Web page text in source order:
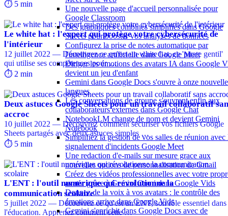
Une nouvelle page d'accueil personnalisée pour
Google Classroom
Des graphiques combinés simplifiés dans Google
Sheets pour booster vos analyses de données
Configurez la prise de notes automatique par
l'intelligence artificielle dans Google Meet
Diriger les émotions des avatars IA dans Google
devient un jeu d'enfant
Gemini dans Google Docs s'ouvre à onze
langues
Les conversations de groupe s'ouvrent enfin aux
collaborateurs externes dans Google Chat
NotebookLM change de nom et devient Gemini
Notebook
Simplifiez la gestion de vos salles de réunion avec
signalement d'incidents Google Meet
Une redaction d'e-mails sur mesure grace aux
nouvelles options de personnalisation de Gmail
Créez des vidéos professionnelles avec votre
avatar grâce à Gemini Omni dans Google Vids
Donnez de la voix à vos avatars : le contrôle des
émotions arrive dans Google Vids
Gemini s'enrichit dans Google Docs avec de
⏱️ 5 min
Le white hat : l'expert qui protège votre cybersécurité de
l'intérieur
12 juillet 2022 — Découvrez ce qu'est un white hat, ce 'pirate gentil'
qui utilise ses compétences pour …
⏱️ 2 min
Deux astuces Google Sheets pour un travail collaboratif
accroc
10 juillet 2022 — Découvrez comment sécuriser vos fichiers Google
Sheets partagés avec deux astuces simples …
⏱️ 5 min
L'ENT : l'outil numérique qui révolutionne la
communication scolaire
5 juillet 2022 — Découvrez ce qu'est un ENT, son rôle essentiel dans
l'éducation. Apprenez comment cette …